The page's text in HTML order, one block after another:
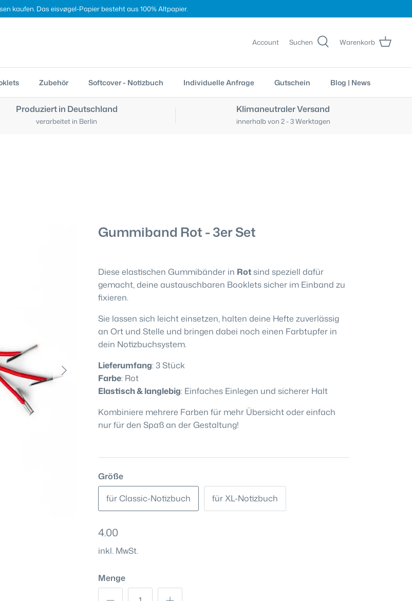
kaufen. Das eisvøgel-Papier besteht aus 100% Altpapier.
Account Suchen Warenkorb
Zubehör Softcover - Notizbuch Individuelle Anfrage Gutschein Blog | News
Produziert in Deutschland
verarbeitet in Berlin
Klimaneutraler Versand
innerhalb von 2 - 3 Werktagen
Gummiband Rot - 3er Set
Diese elastischen Gummibänder in Rot sind speziell dafür
gemacht, deine austauschbaren Booklets sicher im Einband zu
fixieren.
Sie lassen sich leicht einsetzen, halten deine Hefte zuverlässig
an Ort und Stelle und bringen dabei noch einen Farbtupfer in
dein Notizbuchsystem.
Lieferumfang: 3 Stück
Farbe: Rot
Elastisch & langlebig: Einfaches Einlegen und sicherer Halt
Kombiniere mehrere Farben für mehr Übersicht oder einfach
nur für den Spaß an der Gestaltung!
Größe
für Classic-Notizbuch
für XL-Notizbuch
4.00
inkl. MwSt.
Menge